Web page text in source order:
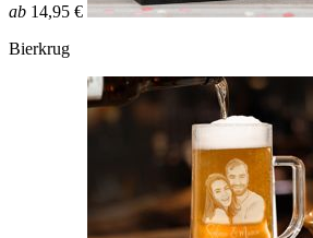
ab 14,95 €
Bierkrug